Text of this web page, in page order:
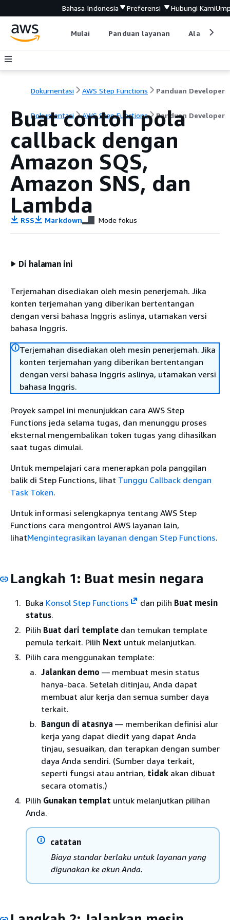
Bahasa Indonesia Preferensi Hubungi Kami
Mulai Panduan layanan Alat
Dokumentasi AWS Step Functions Panduan Developer
Dokumentasi AWS Step Functions Panduan Developer
Buat contoh pola
callback dengan
Amazon SQS,
Amazon SNS, dan
Lambda
RSS Markdown Mode fokus
Di halaman ini
Terjemahan disediakan oleh mesin penerjemah. Jika
konten terjemahan yang diberikan bertentangan
dengan versi bahasa Inggris aslinya, utamakan versi
bahasa Inggris.
Terjemahan disediakan oleh mesin penerjemah. Jika
konten terjemahan yang diberikan bertentangan
dengan versi bahasa Inggris aslinya, utamakan versi
bahasa Inggris.
Proyek sampel ini menunjukkan cara AWS Step
Functions jeda selama tugas, dan menunggu proses
eksternal mengembalikan token tugas yang dihasilkan
saat tugas dimulai.
Untuk mempelajari cara menerapkan pola panggilan
balik di Step Functions, lihat Tunggu Callback dengan
Task Token.
Untuk informasi selengkapnya tentang AWS Step
Functions cara mengontrol AWS layanan lain,
lihatMengintegrasikan layanan dengan Step Functions.
Langkah 1: Buat mesin negara
Buka Konsol Step Functions dan pilih Buat mesin
status.
Pilih Buat dari template dan temukan template
pemula terkait. Pilih Next untuk melanjutkan.
Pilih cara menggunakan template:
Jalankan demo — membuat mesin status
hanya-baca. Setelah ditinjau, Anda dapat
membuat alur kerja dan semua sumber daya
terkait.
Bangun di atasnya — memberikan definisi alur
kerja yang dapat diedit yang dapat Anda
tinjau, sesuaikan, dan terapkan dengan sumber
daya Anda sendiri. (Sumber daya terkait,
seperti fungsi atau antrian, tidak akan dibuat
secara otomatis.)
Pilih Gunakan templat untuk melanjutkan pilihan
Anda.
catatan
Biaya standar berlaku untuk layanan yang
digunakan ke akun Anda.